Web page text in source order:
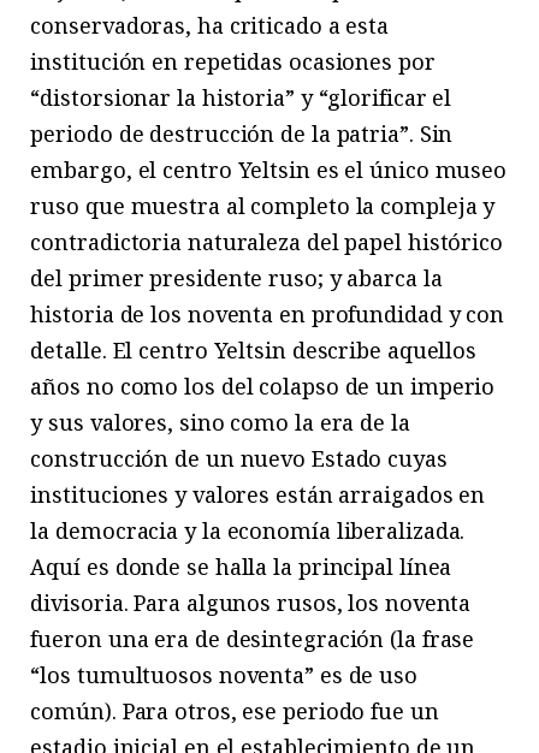
conservadoras, ha criticado a esta
institución en repetidas ocasiones por
“distorsionar la historia” y “glorificar el
periodo de destrucción de la patria”. Sin
embargo, el centro Yeltsin es el único museo
ruso que muestra al completo la compleja y
contradictoria naturaleza del papel histórico
del primer presidente ruso; y abarca la
historia de los noventa en profundidad y con
detalle. El centro Yeltsin describe aquellos
años no como los del colapso de un imperio
y sus valores, sino como la era de la
construcción de un nuevo Estado cuyas
instituciones y valores están arraigados en
la democracia y la economía liberalizada.
Aquí es donde se halla la principal línea
divisoria. Para algunos rusos, los noventa
fueron una era de desintegración (la frase
“los tumultuosos noventa” es de uso
común). Para otros, ese periodo fue un
estadio inicial en el establecimiento de un